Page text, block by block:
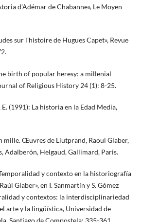
d’Adémar de Chabanne», Le Moyen
sur l’histoire de Hugues Capet», Revue
birth of popular heresy: a millenial
of Religious History 24 (1): 8-25.
E. (1991): La historia en la Edad Media,
mille. Œuvres de Liutprand, Raoul Glaber,
Adalberón, Helgaud, Gallimard, Paris.
y contexto en la historiografía
Glaber», en I. Sanmartín y S. Gómez
y contextos: la interdisciplinariedad
arte y la lingüística, Universidad de
Santiago de Compostela: 335-361.